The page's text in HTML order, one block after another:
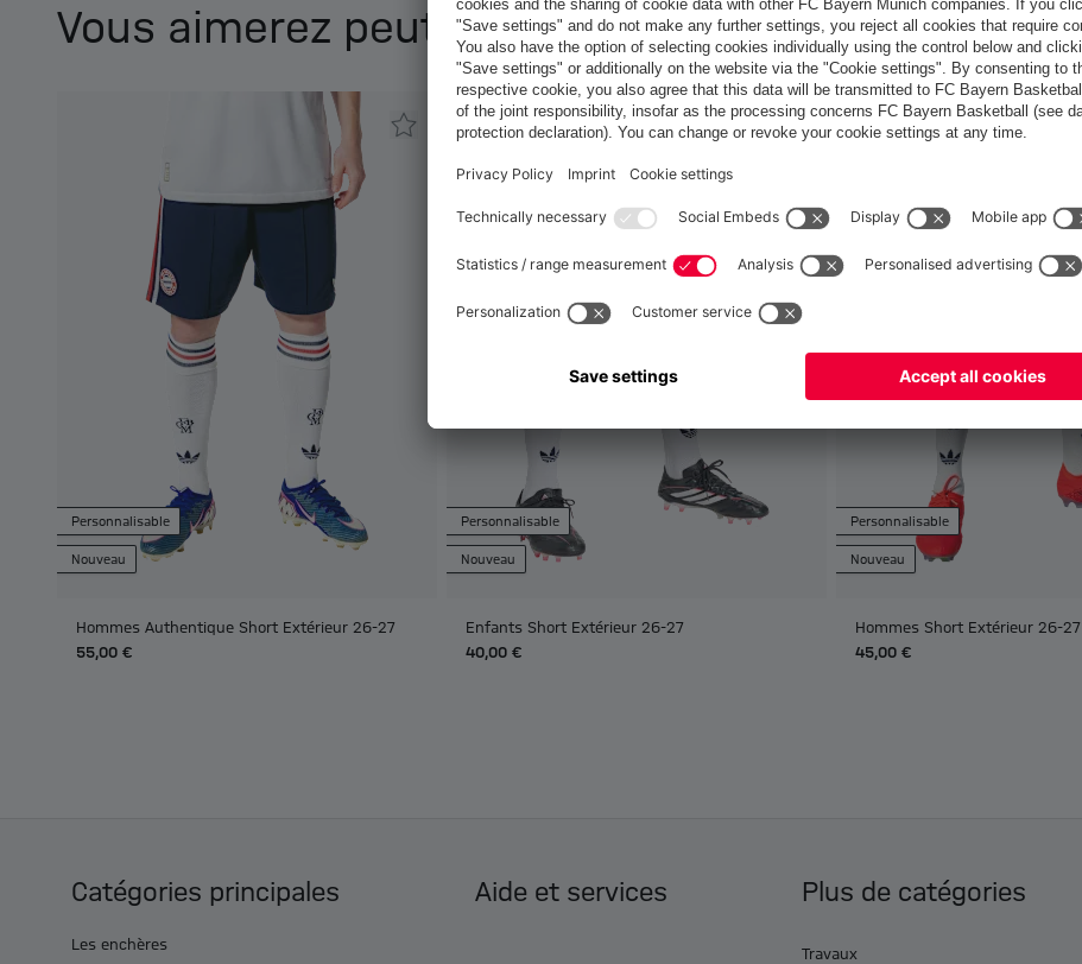
Vous aimerez peut-être ça aussi
Personnalisable
Nouveau
Hommes Authentique Short Extérieur 26-27
55,00 €
Personnalisable
Nouveau
Enfants Short Extérieur 26-27
40,00 €
Personnalisable
Nouveau
Hommes Short Extérieur 26-27
45,00 €
Catégories principales
Les enchères
Aide et services Plus de catégories
Travaux
Voulez-vous rester dans la boutique France?
Mondial pour y livrer!